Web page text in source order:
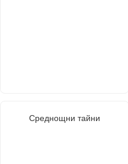
Среднощни тайни